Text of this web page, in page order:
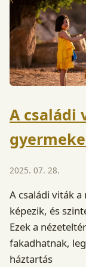
A családi
2025. 07. 28.
A családi viták
képezik, és
Ezek a
fakadhatnak,
háztartás